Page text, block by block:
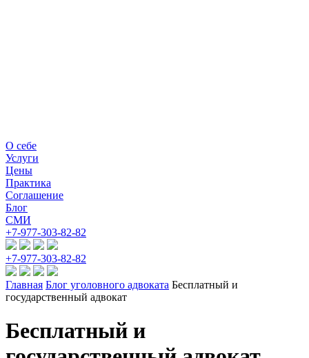
О себе
Услуги
Цены
Практика
Соглашение
Блог
СМИ
+7-977-303-82-82
+7-977-303-82-82
Главная Блог уголовного адвоката Бесплатный и
государственный адвокат
Бесплатный и